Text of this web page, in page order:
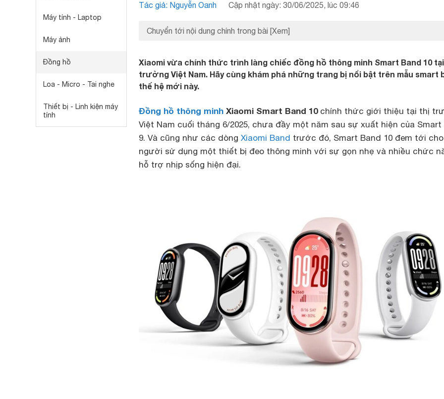
Máy tính - Laptop
Máy ảnh
Đồng hồ
Loa - Micro - Tai nghe
Thiết bị - Linh kiện máy
tính
Tác giả: Nguyễn Oanh Cập nhật ngày: 30/06/2025, lúc 09:46
Chuyển tới nội dung chính trong bài [Xem]
Xiaomi vừa chính thức trình làng chiếc đồng hồ thông minh Smart Band 10
trường Việt Nam. Hãy cùng khám phá những trang bị nổi bật trên mẫu smart
thế hệ mới này.
Đồng hồ thông minh Xiaomi Smart Band 10chính thức giới thiệu tại thị
Việt Nam cuối tháng 6/2025, chưa đầy một năm sau sự xuất hiện của Smart
9. Và cũng như các dòng Xiaomi Band trước đó, Smart Band 10 đem tới cho
người sử dụng một thiết bị đeo thông minh với sự gọn nhẹ và nhiều chức
hỗ trợ nhịp sống hiện đại.